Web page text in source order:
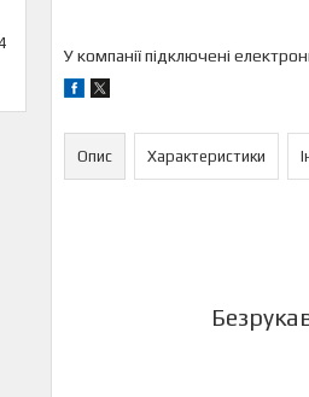
У компанії підключені
Опис Характеристики